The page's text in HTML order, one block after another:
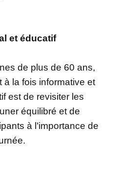
et éducatif
de plus de 60 ans,
à la fois informative et
est de revisiter les
équilibré et de
à l’importance de